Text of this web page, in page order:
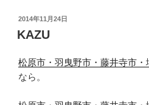
投
稿
日:
2014年11月24日
KAZU
松原市・羽曳野市・藤井寺市・
なら。